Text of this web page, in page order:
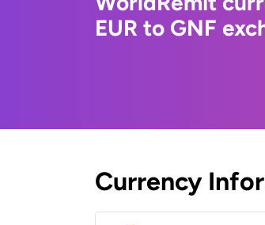
EUR to GNF
Currency